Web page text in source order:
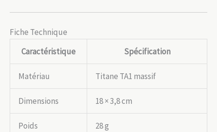
Fiche Technique
Caractéristique
Spécification
Matériau Titane TA1 massif
Dimensions 18 × 3,8 cm
Poids 28 g